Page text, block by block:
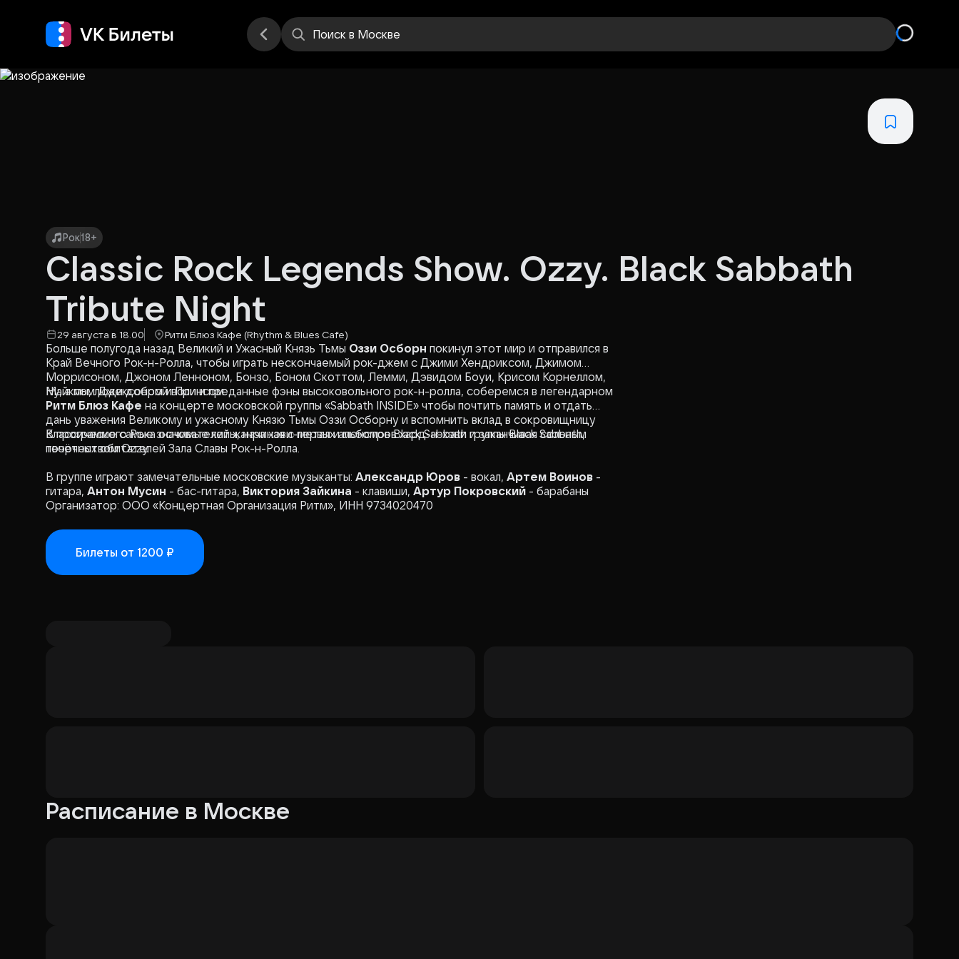
Поиск в Москве
Рок18+
Classic Rock Legends Show. Ozzy. Black Sabbath
Tribute Night
29 августа в 18.00 Ритм Блюз Кафе (Rhythm & Blues Cafe)
Больше полугода назад Великий и Ужасный Князь Тьмы Оззи Осборн покинул этот мир и отправился в
Край Вечного Рок-н-Ролла, чтобы играть нескончаемый рок-джем с Джими Хендриксом, Джимом
Моррисоном, Джоном Ленноном, Бонзо, Боном Скоттом, Лемми, Дэвидом Боуи, Крисом Корнеллом,
Майклом Джексоном и Принсом.
Ну, а мы, люди доброй воли и преданные фэны высоковольного рок-н-ролла, соберемся в легендарном
Ритм Блюз Кафе на концерте московской группы «Sabbath INSIDE» чтобы почтить память и отдать
дань уважения Великому и ужасному Князю Тьмы Оззи Осборну и вспомнить вклад в сокровищницу
Классического Рока основателей жанра хэви-метал и монстров хард-н-хэви группы Black Sabbath,
почётных обитателей Зала Славы Рок-н-Ролла.
В программе самые значимые хиты, начиная с первых альбомов Black Sabbath и заканчивая сольным
творчеством Ozzy.
В группе играют замечательные московские музыканты: Александр Юров - вокал, Артем Воинов -
гитара, Антон Мусин - бас-гитара, Виктория Зайкина - клавиши, Артур Покровский - барабаны
Организатор: ООО «Концертная Организация Ритм», ИНН 9734020470
Билеты от 1200 ₽
Расписание в Москве